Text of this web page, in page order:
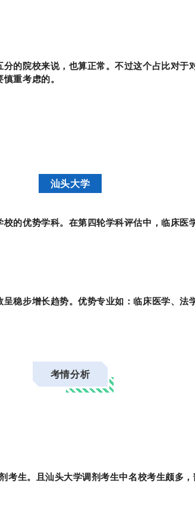
的院校来说，也算正常。不过这个占比对于
重考虑的。
汕头大学
的优势学科。在第四轮学科评估中，临床医
稳步增长趋势。优势专业如：临床医学、法
考情分析
生。且汕头大学调剂考生中名校考生颇多，